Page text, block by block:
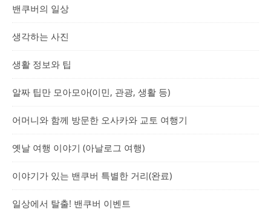
밴쿠버의 일상
생각하는 사진
생활 정보와 팁
알짜 팁만 모아모아(이민, 관광, 생활 등)
어머니와 함께 방문한 오사카와 교토 여행기
옛날 여행 이야기 (아날로그 여행)
이야기가 있는 밴쿠버 특별한 거리(완료)
일상에서 탈출! 밴쿠버 이벤트